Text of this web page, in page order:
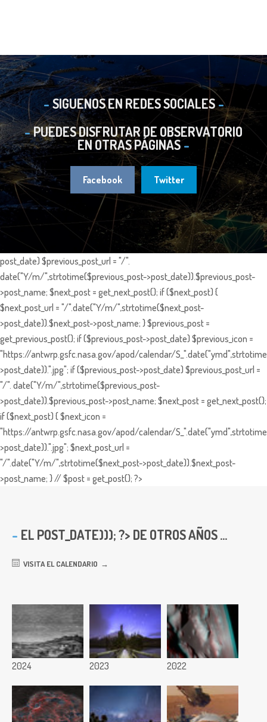
SIGUENOS EN REDES SOCIALES
PUEDES DISFRUTAR DE OBSERVATORIO
EN OTRAS PÁGINAS
Facebook Twitter
post_date) $previous_post_url = "/".
date("Y/m/",strtotime($previous_post->post_date)).$previous_post-
>post_name; $next_post = get_next_post(); if ($next_post) {
$next_post_url = "/".date("Y/m/",strtotime($next_post-
>post_date)).$next_post->post_name; } $previous_post =
get_previous_post(); if ($previous_post->post_date) $previous_icon =
"https://antwrp.gsfc.nasa.gov/apod/calendar/
>post_date)).".jpg"; if ($previous_post->post_date) $previous_post_url =
"/". date("Y/m/",strtotime($previous_post-
>post_date)).$previous_post->post_name; $next_post = get_next_post();
if ($next_post) { $next_icon =
"https://antwrp.gsfc.nasa.gov/apod/calendar/
>post_date)).".jpg"; $next_post_url =
"/".date("Y/m/",strtotime($next_post->post_date)).$next_post-
>post_name; } // $post = get_post(); ?>
EL POST_DATE))); ?> DE OTROS AÑOS ...
VISITA EL CALENDARIO
2024 2023 2022